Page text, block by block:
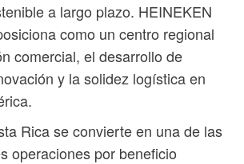
a largo plazo. HEINEKEN
como un centro regional
comercial, el desarrollo de
y la solidez logística en
Rica se convierte en una de las
operaciones por beneficio